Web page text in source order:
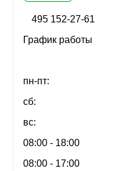
495 152-27-61
График работы
пн-пт:
сб:
вс:
08:00 - 18:00
08:00 - 17:00